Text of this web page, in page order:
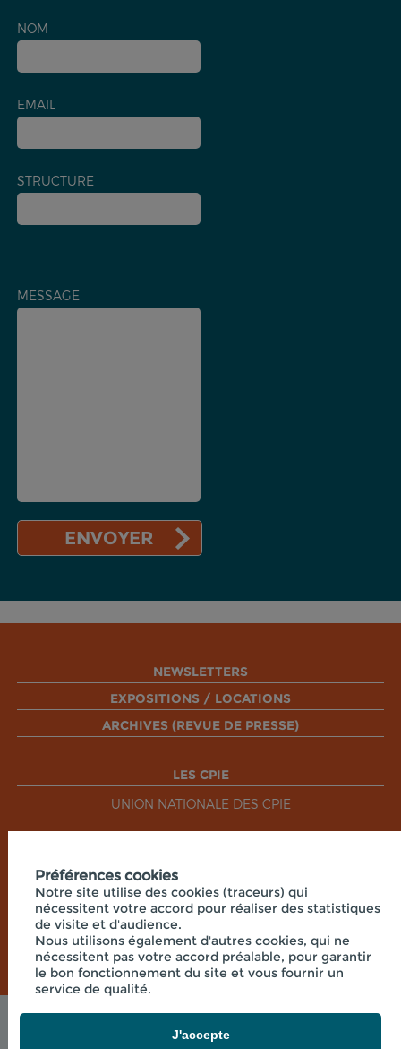
NOM
EMAIL
STRUCTURE
MESSAGE
NEWSLETTERS
EXPOSITIONS / LOCATIONS
ARCHIVES (REVUE DE PRESSE)
LES CPIE
UNION NATIONALE DES CPIE
RÉSEAUX SOCIAUX
Mentions légales
Préférences cookies
Notre site utilise des cookies (traceurs) qui
nécessitent votre accord pour réaliser des statistiques
de visite et d'audience.
Nous utilisons également d'autres cookies, qui ne
nécessitent pas votre accord préalable, pour garantir
le bon fonctionnement du site et vous fournir un
service de qualité.
J'accepte